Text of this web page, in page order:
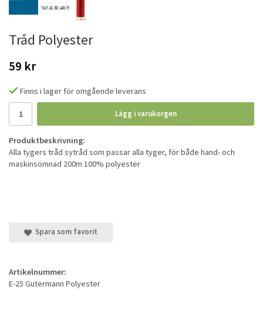
Tråd Polyester
59 kr
Finns i lager för omgående leverans
Lägg i varukorgen
Produktbeskrivning:
Alla tygers tråd sytråd som passar alla tyger, för både hand- och
maskinsömnad 200m 100% polyester
Spara som favorit
Artikelnummer:
E-25 Gutermann Polyester